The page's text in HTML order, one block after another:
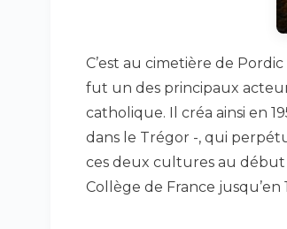
C’est au cimetière de
fut un des principaux
catholique. Il créa ainsi en
dans le Trégor -, qui
ces deux cultures au début
Collège de France jusqu’en